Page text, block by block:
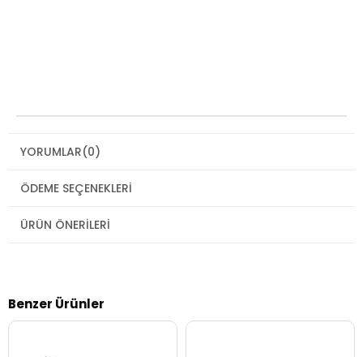
YORUMLAR(0)
ÖDEME SEÇENEKLERI
ÜRÜN ÖNERILERI
Benzer Ürünler